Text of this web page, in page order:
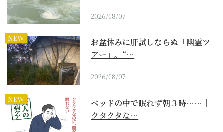
2026/08/07
NEW
お盆休みに肝試しならぬ「幽霊ツ
アー」。“…
2026/08/07
NEW
ベッドの中で眠れず朝３時……｜
クタクタな…